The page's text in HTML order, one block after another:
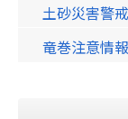
土砂災害警
竜巻注意情